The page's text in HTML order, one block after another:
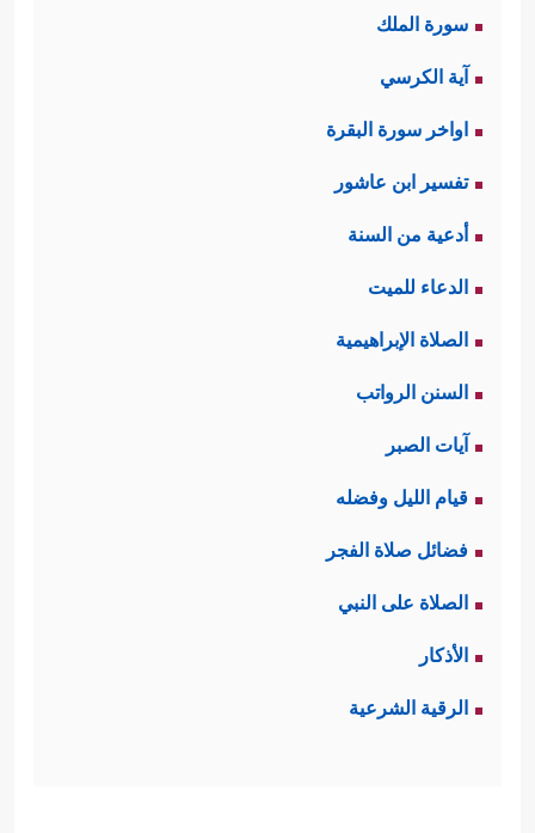
سورة الملك
آية الكرسي
اواخر سورة البقرة
تفسير ابن عاشور
أدعية من السنة
الدعاء للميت
الصلاة الإبراهيمية
السنن الرواتب
آيات الصبر
قيام الليل وفضله
فضائل صلاة الفجر
الصلاة على النبي
الأذكار
الرقية الشرعية